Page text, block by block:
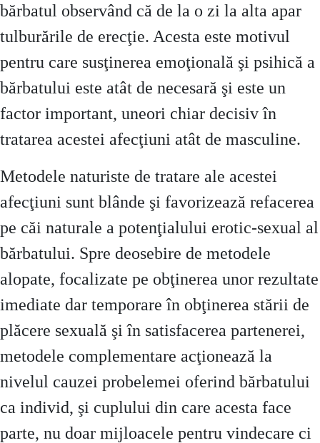
bărbatul observând că de la o zi la alta apar
tulburările de erecţie. Acesta este motivul
pentru care susţinerea emoţională şi psihică a
bărbatului este atât de necesară şi este un
factor important, uneori chiar decisiv în
tratarea acestei afecţiuni atât de masculine.
Metodele naturiste de tratare ale acestei
afecţiuni sunt blânde şi favorizează refacerea
pe căi naturale a potenţialului erotic-sexual al
bărbatului. Spre deosebire de metodele
alopate, focalizate pe obţinerea unor rezultate
imediate dar temporare în obţinerea stării de
plăcere sexuală şi în satisfacerea partenerei,
metodele complementare acţionează la
nivelul cauzei probelemei oferind bărbatului
ca individ, şi cuplului din care acesta face
parte, nu doar mijloacele pentru vindecare ci